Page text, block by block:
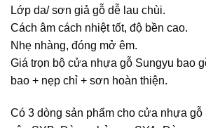
Lớp da/ sơn giả gỗ dễ lau chùi.
Cách âm cách nhiệt tốt, độ bền cao.
Nhẹ nhàng, đóng mở êm.
Giá trọn bộ cửa nhựa gỗ Sungyu bao
bao + nẹp chỉ + sơn hoàn thiện.
Có 3 dòng sản phẩm cho cửa nhựa gỗ